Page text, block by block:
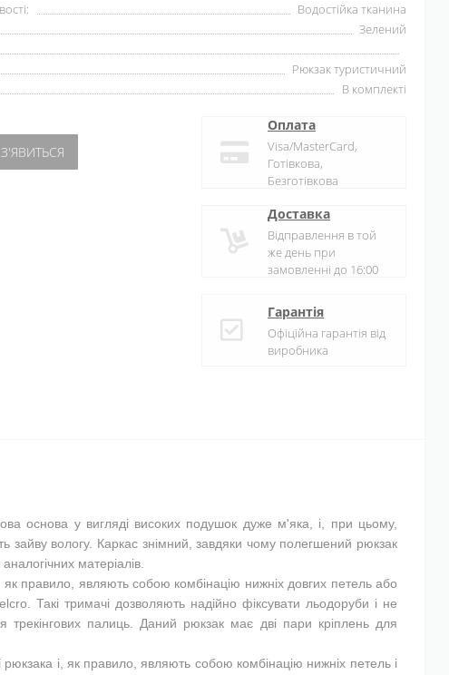
Водостійка тканина
Зелений
Рюкзак туристичний
В комплекті
Оплата
Visa/MasterCard,
Готівкова,
Безготівкова
Доставка
Відправлення в той
же день при
замовленні до 16:00
Гарантія
Офіційна гарантія від
виробника
основа у вигляді високих подушок дуже м'яка, і, при цьому,
зайву вологу. Каркас знімний, завдяки чому полегшений рюкзак
матеріалів.
як правило, являють собою комбінацію нижніх довгих петель або
Такі тримачі дозволяють надійно фіксувати льодоруби і не
трекінгових палиць. Даний рюкзак має дві пари кріплень для
і, як правило, являють собою комбінацію нижніх петель і